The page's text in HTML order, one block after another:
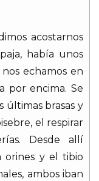
acostarnos
había unos
echamos en
por encima. Se
últimas brasas y
el respirar
Desde allí
orines y el tibio
ambos iban